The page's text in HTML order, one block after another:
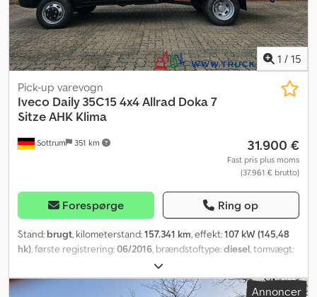
1 / 15
Sottrum 351 km
Pick-up varevogn
Iveco Daily 35C15 4x4 Allrad Doka 7
Sitze AHK Klima
31.900 €
Fast pris plus moms
(37.961 € brutto)
Forespørge Ring op
Stand: brugt, kilometerstand:157.341 km, effekt:107 kW (145,48
hk), første registrering:06/2016, brændstoftype:diesel, tomvægt:
1.064 kg
akslekonfiguration:4x4, akselafstand:3.450 mm, bremser:anden,
farve:
anden , geartype:mekanisk
, emissionsklasse:
Annoncer